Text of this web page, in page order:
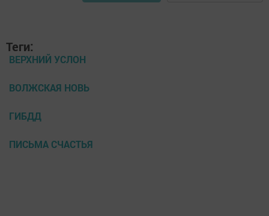
Теги:
ВЕРХНИЙ УСЛОН
ВОЛЖСКАЯ НОВЬ
ГИБДД
ПИСЬМА СЧАСТЬЯ